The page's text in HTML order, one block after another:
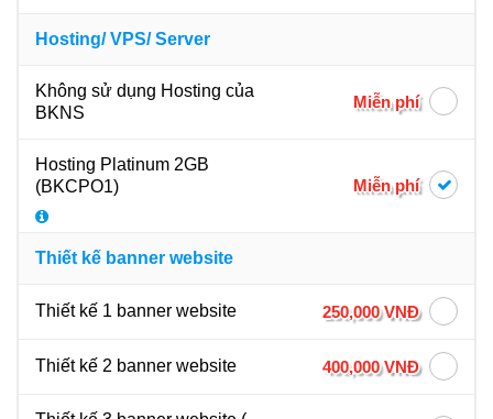
Hosting/ VPS/ Server
Không sử dụng Hosting của
BKNS
Miễn phí
Hosting Platinum 2GB
(BKCPO1)
Miễn phí
Thiết kế banner website
Thiết kế 1 banner website 250,000 VNĐ
Thiết kế 2 banner website 400,000 VNĐ